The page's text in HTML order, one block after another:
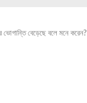
ভোগান্তি বেড়েছে বলে মনে করেন?